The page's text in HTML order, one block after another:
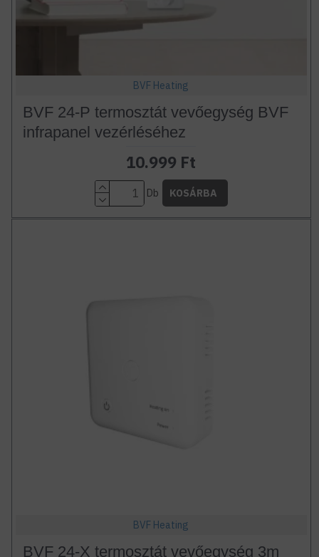
BVF Heating
BVF 24-P termosztát vevőegység BVF
infrapanel vezérléséhez
10.999 Ft
Db KOSÁRBA
BVF Heating
BVF 24-X termosztát vevőegység 3m